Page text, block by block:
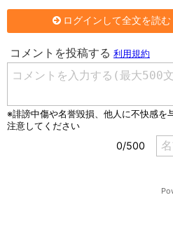
ログインして全文を読む